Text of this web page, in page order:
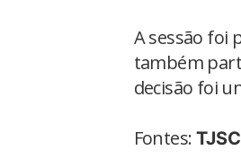
A sessão foi
também
decisão foi
Fontes: TJSC